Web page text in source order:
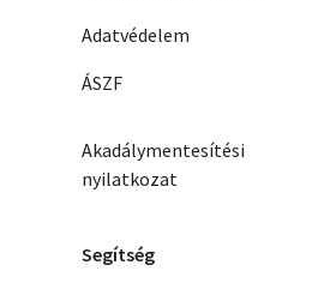
Adatvédelem
ÁSZF
Akadálymentesítési
nyilatkozat
Segítség